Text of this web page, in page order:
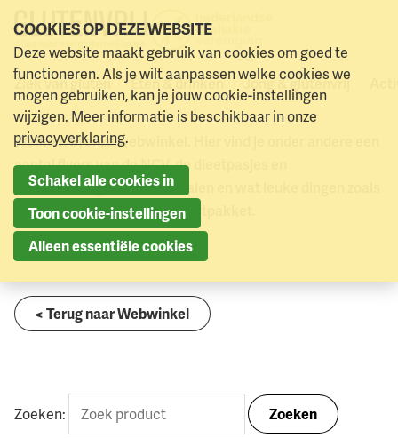
Naar menu Naar hoofdinhoud
Ziek van gluten Eten & drinken Jong & glutenvrij
Webwinkel Ijslandse dieetvertaling (download)
Webwinkel
Welkom in onze webwinkel. Hier vind je onder andere een
aantal flyers van de NCV, de dieetpasjes en
dieetvertalingen in zo’n 40 talen en wat leuke dingen zoals
een poster en het spreekbeurtpakket.
< Terug naar Webwinkel
Zoeken: Zoeken
COOKIES OP DEZE WEBSITE
Deze website maakt gebruik van cookies om goed te
functioneren. Als je wilt aanpassen welke cookies we
mogen gebruiken, kan je jouw cookie-instellingen
wijzigen. Meer informatie is beschikbaar in onze
privacyverklaring.
Schakel alle cookies in
Toon cookie-instellingen
Alleen essentiële cookies